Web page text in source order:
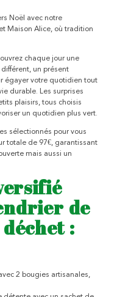
Noël avec notre
Maison Alice, où tradition
chaque jour une
un présent
égayer votre quotidien tout
durable. Les surprises
plaisirs, tous choisis
un quotidien plus vert.
sélectionnés pour vous
totale de 97€, garantissant
mais aussi un
de
:
2 bougies artisanales,